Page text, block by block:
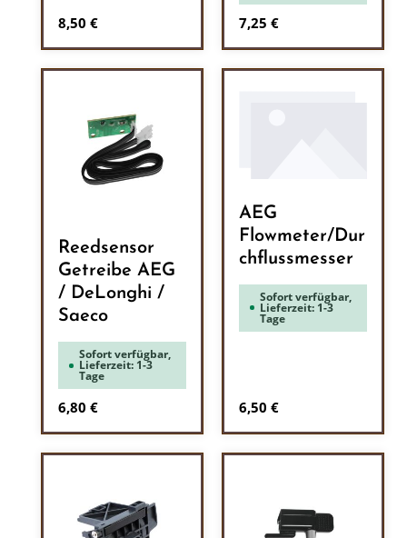
Regulärer Preis:
8,50 € Regulärer Preis:
7,25 €
Reedsensor
Getreibe AEG
/ DeLonghi /
Saeco
Sofort verfügbar,
Lieferzeit: 1-3
Tage
Regulärer Preis:
6,80 €
AEG
Flowmeter/Dur
chflussmesser
Sofort verfügbar,
Lieferzeit: 1-3
Tage
Regulärer Preis:
6,50 €